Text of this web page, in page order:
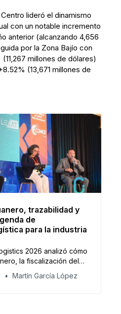
lideró el dinamismo
con un notable incremento
anterior (alcanzando 4,656
por la Zona Bajío con
millones de dólares)
(13,671 millones de
trazabilidad y
de
para la industria
2026 analizó cómo
la fiscalización del
MEC impactan la
exigiendo mayor
Martín García López